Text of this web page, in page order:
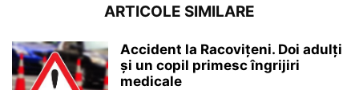
ARTICOLE SIMILARE
Accident la Racovițeni. Doi adulți
și un copil primesc îngrijiri
medicale